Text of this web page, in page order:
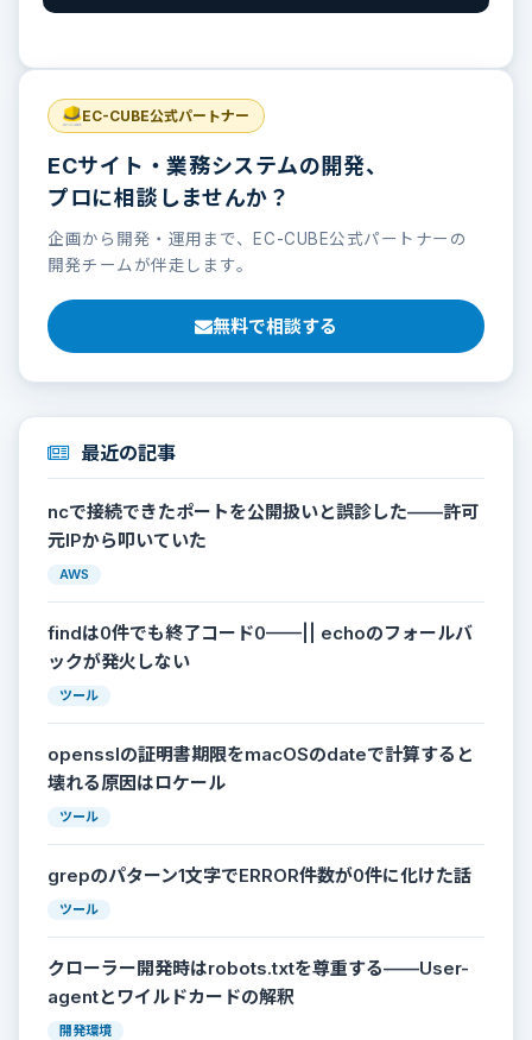
EC-CUBE公式パートナー
ECサイト・業務システムの開発、
プロに相談しませんか？
企画から開発・運用まで、EC-CUBE公式パートナーの
開発チームが伴走します。
無料で相談する
最近の記事
ncで接続できたポートを公開扱いと誤診した——許可
元IPから叩いていた
AWS
findは0件でも終了コード0——|| echoのフォールバ
ックが発火しない
ツール
opensslの証明書期限をmacOSのdateで計算すると
壊れる原因はロケール
ツール
grepのパターン1文字でERROR件数が0件に化けた話
ツール
クローラー開発時はrobots.txtを尊重する——User-
agentとワイルドカードの解釈
開発環境